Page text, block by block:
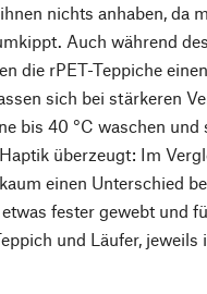
nichts anhaben, da
Auch während
die rPET-Teppiche
sich bei stärkeren
bis 40 °C waschen
überzeugt: Im
einen Unterschied
fester gewebt und
und Läufer, jeweils